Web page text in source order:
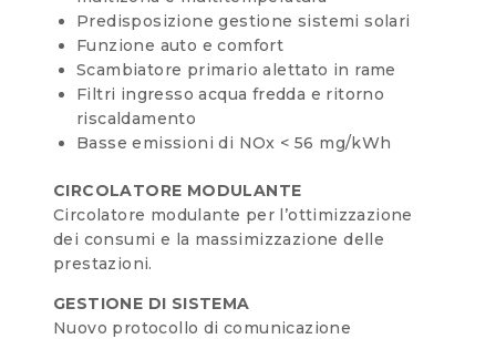
Predisposizione gestione sistemi solari
Funzione auto e comfort
Scambiatore primario alettato in rame
Filtri ingresso acqua fredda e ritorno
riscaldamento
Basse emissioni di NOx < 56 mg/kWh
CIRCOLATORE MODULANTE
Circolatore modulante per l’ottimizzazione
dei consumi e la massimizzazione delle
prestazioni.
GESTIONE DI SISTEMA
Nuovo protocollo di comunicazione